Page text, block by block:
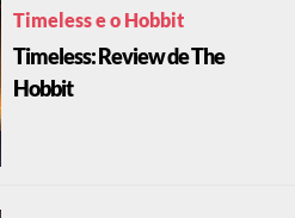
Timeless e o Hobbit
Timeless: Review de The
Hobbit